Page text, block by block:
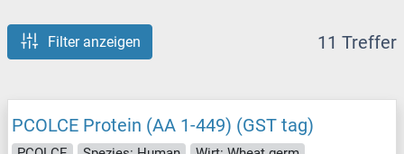
Filter anzeigen 11 Treffer
PCOLCE Protein (AA 1-449) (GST tag)